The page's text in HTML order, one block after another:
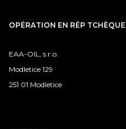
OPÉRATION EN RÉP TCHÈQUE
EAA-OIL, s.r.o.
Modletice 129
251 01 Modletice